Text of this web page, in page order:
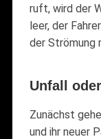
ruft, wird der
leer, der
der Strömung
Unfall
Zunächst
und ihr neuer